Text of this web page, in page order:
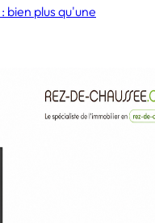
bien plus qu'une